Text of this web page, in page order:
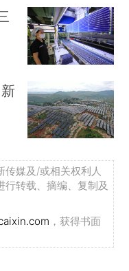
传媒及/或相关权利人
转载、摘编、复制及
，获得书面